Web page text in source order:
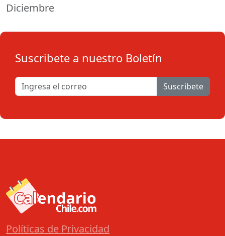
Diciembre
Suscribete a nuestro Boletín
Suscribete
Políticas de Privacidad